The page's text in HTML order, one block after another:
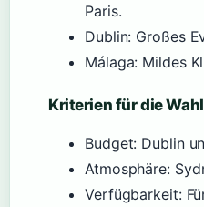
Paris.
Dublin: Großes
Málaga: Mildes
Kriterien für die Wahl
Budget: Dublin
Atmosphäre:
Verfügbarkeit: